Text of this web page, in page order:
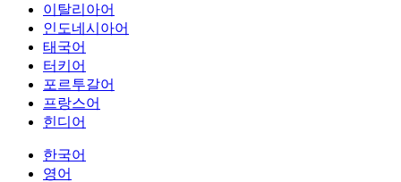
이탈리아어
인도네시아어
태국어
터키어
포르투갈어
프랑스어
힌디어
한국어
영어